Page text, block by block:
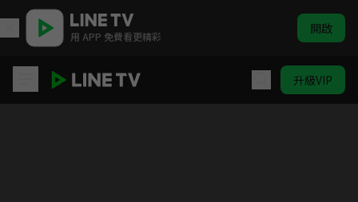
用 APP 免費看更精彩 開啟
升級VIP